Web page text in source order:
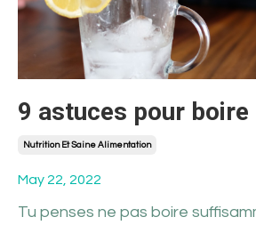
9 astuces pour boire
Nutrition Et Saine Alimentation
May 22, 2022
Tu penses ne pas boire